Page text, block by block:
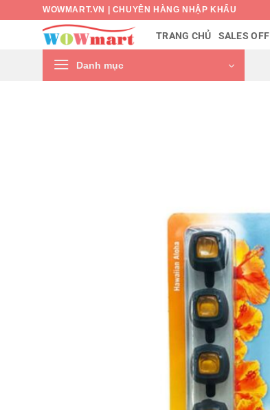
WOWMART.VN | CHUYÊN HÀNG NHẬP KHẨU
TRANG CHỦ SALES OFF
Danh mục